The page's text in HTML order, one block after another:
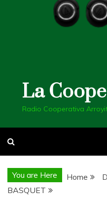
La
Radio Cooperativa
You are Here Home
BASQUET